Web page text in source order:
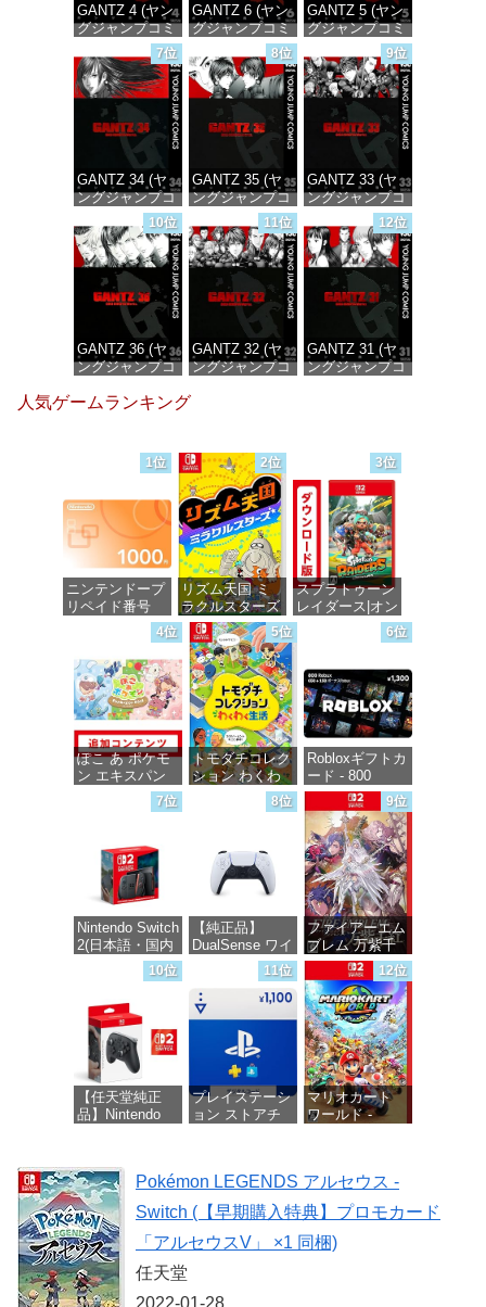
GANTZ 4 (ヤン
グジャンプコミ
ックスDIGITAL)
価格：¥100
GANTZ 6 (ヤン
グジャンプコミ
ックスDIGITAL)
価格：¥100
GANTZ 5 (ヤン
グジャンプコミ
ックスDIGITAL)
価格：¥100
7位
GANTZ 34 (ヤ
ングジャンプコ
DIGITAL)
価格：¥100
8位
GANTZ 35 (ヤ
ングジャンプコ
DIGITAL)
価格：¥100
9位
GANTZ 33 (ヤ
ングジャンプコ
DIGITAL)
価格：¥100
10位
GANTZ 36 (ヤ
ングジャンプコ
DIGITAL)
11位
GANTZ 32 (ヤ
ングジャンプコ
12位
GANTZ 31 (ヤ
ングジャンプコ
人気ゲームランキング
1位
ニンテンドープ
リペイド番号
1000円|オンラ
価格：¥1,000
2位
リズム天国 ミ
ラクルスターズ
-Switch
価格：¥5,595
3位
スプラトゥーン
レイダース|オン
ラインコード版
4位
ぽこ あ ポケモ
ン エキスパン
ションパス|オン
ラインコード版
価格：¥4,400
5位
トモダチコレク
ション わくわ
く生活 -Switch
6位
Robloxギフトカ
ード - 800
Robux 【限定バ
ーチャルアイテ
ムを含む】
【オンラインゲ
ームコード】
ロブロックス |
オンラインコー
ド版
価格：¥1,300
7位
Nintendo Switch
2(日本語・国内
8位
【純正品】
DualSense ワイ
ヤレスコントロ
ーラー(CFI-
ZCT2J)
価格：¥10,737
9位
ファイアーエム
ブレム 万紫千
紅 -Switch2
価格：¥8,979
10位
【任天堂純正
品】Nintendo
【Amazon.co.jp
限定特典】
Nintendo Switch
2 ロゴデザイン
ステッカー 同
梱
価格：¥9,980
11位
プレイステーシ
ョン ストアチ
価格：¥1,100
12位
マリオカート
ワールド -
Pokémon LEGENDS アルセウス -
Switch (【早期購入特典】プロモカード
「アルセウスV」 ×1 同梱)
任天堂
2022-01-28